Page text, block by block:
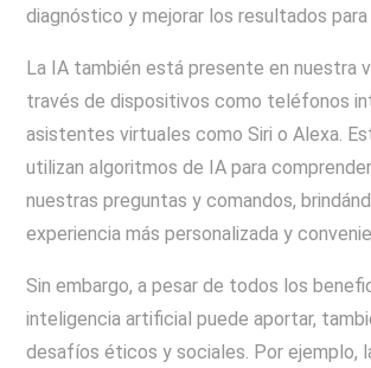
diagnóstico y mejorar los resultados
La IA también está presente en nuestra
través de dispositivos como teléfonos
asistentes virtuales como Siri o Alexa.
utilizan algoritmos de IA para
nuestras preguntas y comandos,
experiencia más personalizada y
Sin embargo, a pesar de todos los
inteligencia artificial puede aportar,
desafíos éticos y sociales. Por ejemplo,